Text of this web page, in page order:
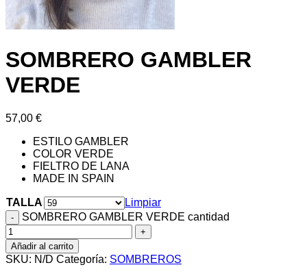
SOMBRERO GAMBLER
VERDE
57,00 €
ESTILO GAMBLER
COLOR VERDE
FIELTRO DE LANA
MADE IN SPAIN
TALLA
Limpiar
SOMBRERO GAMBLER VERDE cantidad
Añadir al carrito
SKU: N/D Categoría: SOMBREROS